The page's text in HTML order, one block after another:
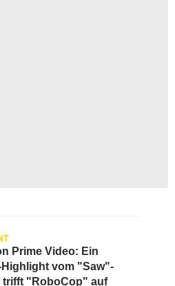
Prime Video: Ein
Highlight vom "Saw"-
trifft "RoboCop" auf